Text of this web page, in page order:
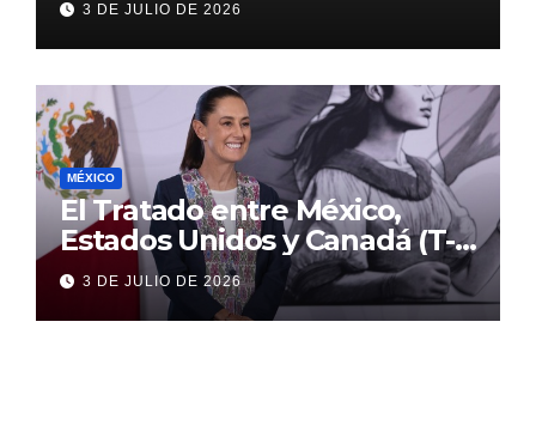
3 DE JULIO DE 2026
MÉXICO
El Tratado entre México,
Estados Unidos y Canadá (T-
MEC) se mantiene hasta el
2036: Presidenta Claudia
Sheinbaum
3 DE JULIO DE 2026